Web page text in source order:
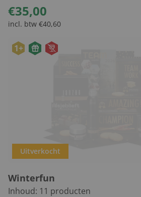
€35,00
incl. btw €40,60
1+
Uitverkocht
Winterfun
Inhoud: 11 producten